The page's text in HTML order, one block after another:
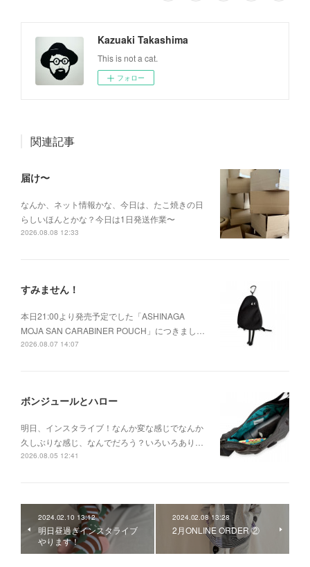
Kazuaki Takashima
This is not a cat.
フォロー
関連記事
届け〜
なんか、ネット情報かな、今日は、たこ焼きの日
らしいほんとかな？今日は1日発送作業〜
2026.08.08 12:33
すみません！
本日21:00より発売予定でした「ASHINAGA
MOJA SAN CARABINER POUCH」につきまし…
2026.08.07 14:07
ボンジュールとハロー
明日、インスタライブ！なんか変な感じでなんか
久しぶりな感じ、なんでだろう？いろいろあり…
2026.08.05 12:41
2024.02.10 13:12
明日昼過ぎインスタライブ
やります！
2024.02.08 13:28
2月ONLINE ORDER ②